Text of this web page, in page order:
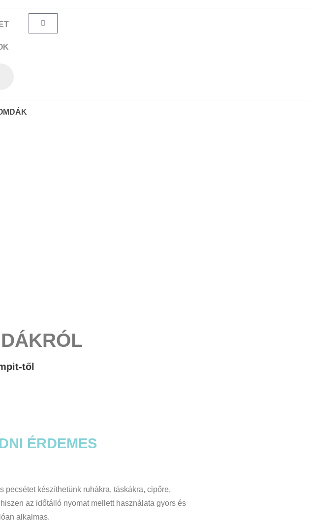
től
ÉRDEMES
készíthetünk ruhákra, táskákra, cipőre,
az időtálló nyomat mellett használata gyors és
alkalmas.